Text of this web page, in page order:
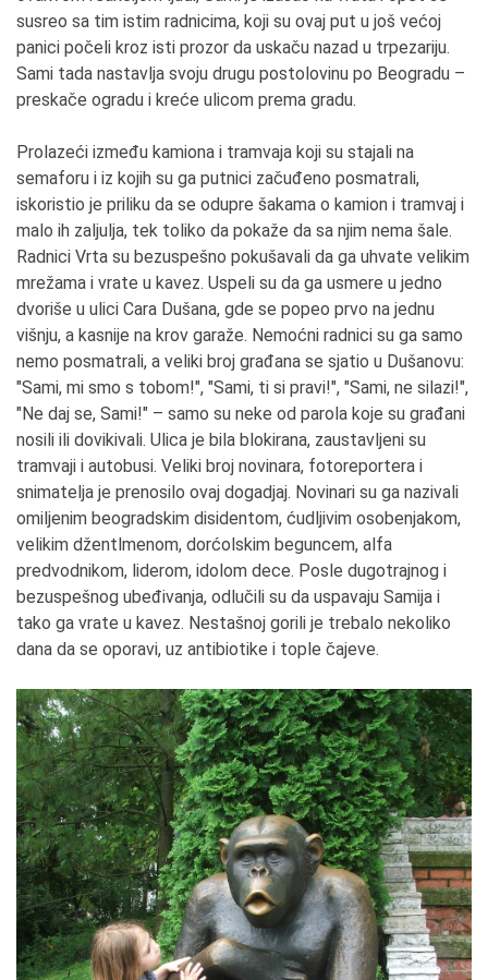
susreo sa tim istim radnicima, koji su ovaj put u još većoj
panici počeli kroz isti prozor da uskaču nazad u trpezariju.
Sami tada nastavlja svoju drugu postolovinu po Beogradu –
preskače ogradu i kreće ulicom prema gradu.
Prolazeći između kamiona i tramvaja koji su stajali na
semaforu i iz kojih su ga putnici začuđeno posmatrali,
iskoristio je priliku da se odupre šakama o kamion i tramvaj i
malo ih zaljulja, tek toliko da pokaže da sa njim nema šale.
Radnici Vrta su bezuspešno pokušavali da ga uhvate velikim
mrežama i vrate u kavez. Uspeli su da ga usmere u jedno
dvoriše u ulici Cara Dušana, gde se popeo prvo na jednu
višnju, a kasnije na krov garaže. Nemoćni radnici su ga samo
nemo posmatrali, a veliki broj građana se sjatio u Dušanovu:
"Sami, mi smo s tobom!", "Sami, ti si pravi!", "Sami, ne silazi!",
"Ne daj se, Sami!" – samo su neke od parola koje su građani
nosili ili dovikivali. Ulica je bila blokirana, zaustavljeni su
tramvaji i autobusi. Veliki broj novinara, fotoreportera i
snimatelja je prenosilo ovaj dogadjaj. Novinari su ga nazivali
omiljenim beogradskim disidentom, ćudljivim osobenjakom,
velikim džentlmenom, dorćolskim beguncem, alfa
predvodnikom, liderom, idolom dece. Posle dugotrajnog i
bezuspešnog ubeđivanja, odlučili su da uspavaju Samija i
tako ga vrate u kavez. Nestašnoj gorili je trebalo nekoliko
dana da se oporavi, uz antibiotike i tople čajeve.